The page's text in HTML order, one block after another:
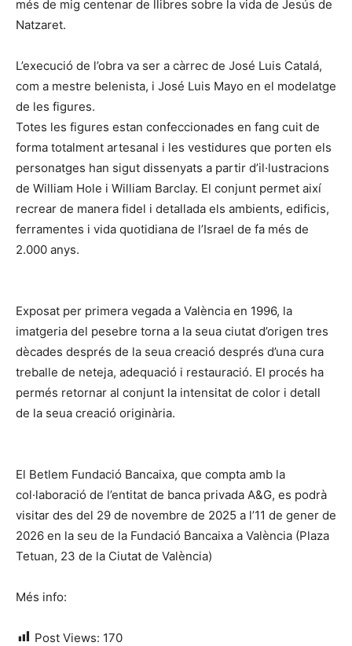
més de mig centenar de llibres sobre la vida de Jesús de
Natzaret.
L’execució de l’obra va ser a càrrec de José Luis Catalá,
com a mestre belenista, i José Luis Mayo en el modelatge
de les figures.
Totes les figures estan confeccionades en fang cuit de
forma totalment artesanal i les vestidures que porten els
personatges han sigut dissenyats a partir d’il·lustracions
de William Hole i William Barclay. El conjunt permet així
recrear de manera fidel i detallada els ambients, edificis,
ferramentes i vida quotidiana de l’Israel de fa més de
2.000 anys.
Exposat per primera vegada a València en 1996, la
imatgeria del pesebre torna a la seua ciutat d’origen tres
dècades després de la seua creació després d’una cura
treballe de neteja, adequació i restauració. El procés ha
permés retornar al conjunt la intensitat de color i detall
de la seua creació originària.
El Betlem Fundació Bancaixa, que compta amb la
col·laboració de l’entitat de banca privada A&G, es podrà
visitar des del 29 de novembre de 2025 a l’11 de gener de
2026 en la seu de la Fundació Bancaixa a València (Plaza
Tetuan, 23 de la Ciutat de València)
Més info:
Post Views: 170